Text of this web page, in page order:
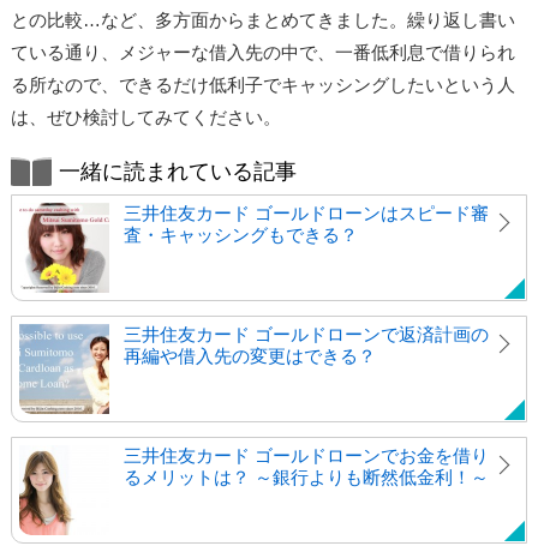
との比較…など、多方面からまとめてきました。繰り返し書い
ている通り、メジャーな借入先の中で、一番低利息で借りられ
る所なので、できるだけ低利子でキャッシングしたいという人
は、ぜひ検討してみてください。
一緒に読まれている記事
三井住友カード ゴールドローンはスピード審
査・キャッシングもできる？
三井住友カード ゴールドローンで返済計画の
再編や借入先の変更はできる？
三井住友カード ゴールドローンでお金を借り
るメリットは？ ～銀行よりも断然低金利！～